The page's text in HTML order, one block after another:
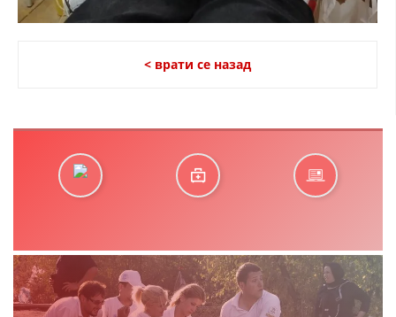
< врати се назад